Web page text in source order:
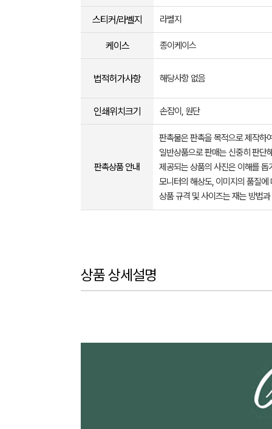
스티커/라벨지 라벨지
케이스 종이케이스
법적허가사항 해당사항 없음
인쇄위치크기 손잡이, 원단
판촉상품 안내
판촉물은 판촉을 목적으로 제작하
일반상품으로 판매는 신중히 판단
제공되는 상품의 사진은 이해를
모니터의 해상도, 이미지의 품질
상품 규격 및 사이즈는 재는 방법
상품 상세설명